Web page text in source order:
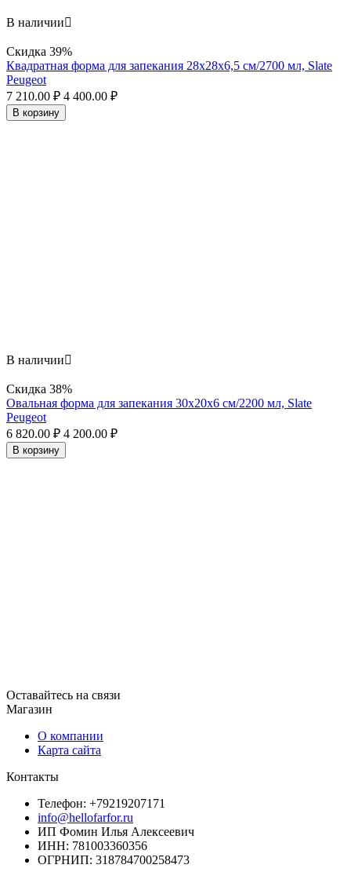
В наличии
Скидка 39%
Квадратная форма для запекания 28х28x6,5 см/2700 мл, Slate
Peugeot
7 210.00 ₽ 4 400.00 ₽
В корзину
В наличии
Скидка 38%
Овальная форма для запекания 30х20x6 см/2200 мл, Slate
Peugeot
6 820.00 ₽ 4 200.00 ₽
В корзину
Оставайтесь на связи
Магазин
О компании
Карта сайта
Контакты
Телефон: +79219207171
info@hellofarfor.ru
ИП Фомин Илья Алексеевич
ИНН: 781003360356
ОГРНИП: 318784700258473